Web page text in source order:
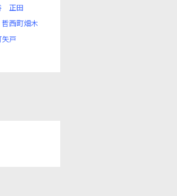
正田
哲西町畑木
矢戸